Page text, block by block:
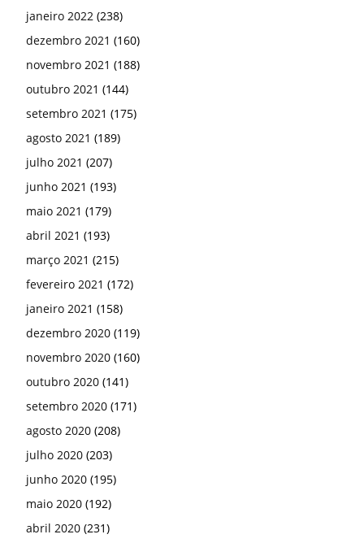
janeiro 2022 (238)
dezembro 2021 (160)
novembro 2021 (188)
outubro 2021 (144)
setembro 2021 (175)
agosto 2021 (189)
julho 2021 (207)
junho 2021 (193)
maio 2021 (179)
abril 2021 (193)
março 2021 (215)
fevereiro 2021 (172)
janeiro 2021 (158)
dezembro 2020 (119)
novembro 2020 (160)
outubro 2020 (141)
setembro 2020 (171)
agosto 2020 (208)
julho 2020 (203)
junho 2020 (195)
maio 2020 (192)
abril 2020 (231)